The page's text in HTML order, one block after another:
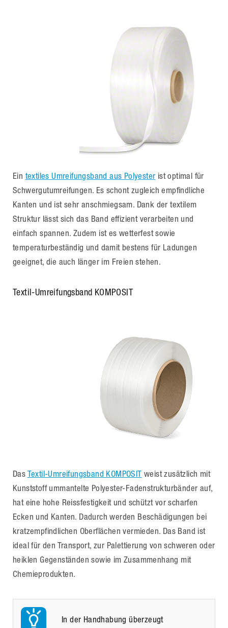
Ein textiles Umreifungsband aus Polyester ist optimal für
Schwergutumreifungen. Es schont zugleich empfindliche
Kanten und ist sehr anschmiegsam. Dank der textilem
Struktur lässt sich das Band effizient verarbeiten und
einfach spannen. Zudem ist es wetterfest sowie
temperaturbeständig und damit bestens für Ladungen
geeignet, die auch länger im Freien stehen.
Textil-Umreifungsband KOMPOSIT
Das Textil-Umreifungsband KOMPOSIT weist zusätzlich mit
Kunststoff ummantelte Polyester-Fadenstrukturbänder auf,
hat eine hohe Reissfestigkeit und schützt vor scharfen
Ecken und Kanten. Dadurch werden Beschädigungen bei
kratzempfindlichen Oberflächen vermieden. Das Band ist
ideal für den Transport, zur Palettierung von schweren oder
heiklen Gegenständen sowie im Zusammenhang mit
Chemieprodukten.
In der Handhabung überzeugt